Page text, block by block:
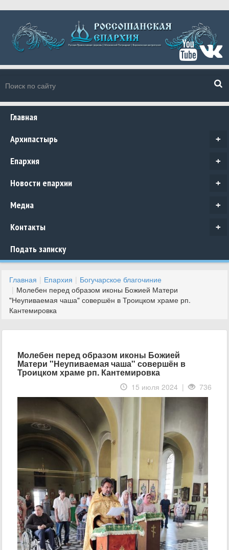
Главная
+
Архипастырь
+
Епархия
+
Новости епархии
+
Медиа
+
Контакты
Подать записку
Главная Епархия
Богучарское благочиние
Молебен перед образом иконы Божией Матери
"Неупиваемая чаша" совершён в Троицком храме рп.
Кантемировка
Молебен перед образом иконы Божией
Матери "Неупиваемая чаша" совершён в
Троицком храме рп. Кантемировка
15 июля 2024 | 736